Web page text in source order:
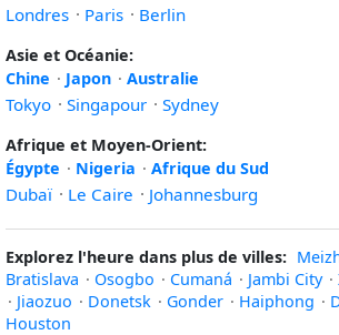
Londres · Paris · Berlin
Asie et Océanie:
Chine · Japon · Australie
Tokyo · Singapour · Sydney
Afrique et Moyen-Orient:
Égypte · Nigeria · Afrique du Sud
Dubaï · Le Caire · Johannesburg
Explorez l'heure dans plus de villes:
Bratislava · Osogbo · Cumaná · Jambi City ·
· Jiaozuo · Donetsk · Gonder · Haiphong ·
Houston